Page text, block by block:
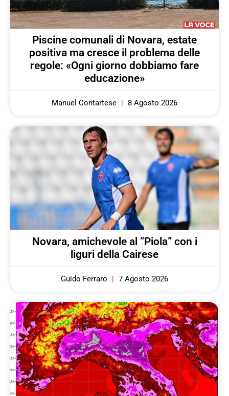
Piscine comunali di Novara, estate
positiva ma cresce il problema delle
regole: «Ogni giorno dobbiamo fare
educazione»
Manuel Contartese 8 Agosto 2026
Novara, amichevole al “Piola” con i
liguri della Cairese
Guido Ferraro 7 Agosto 2026